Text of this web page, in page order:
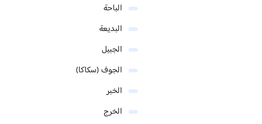
الباحة
البديعة
الجبيل
الجوف (سكاكا)
الخبر
الخرج